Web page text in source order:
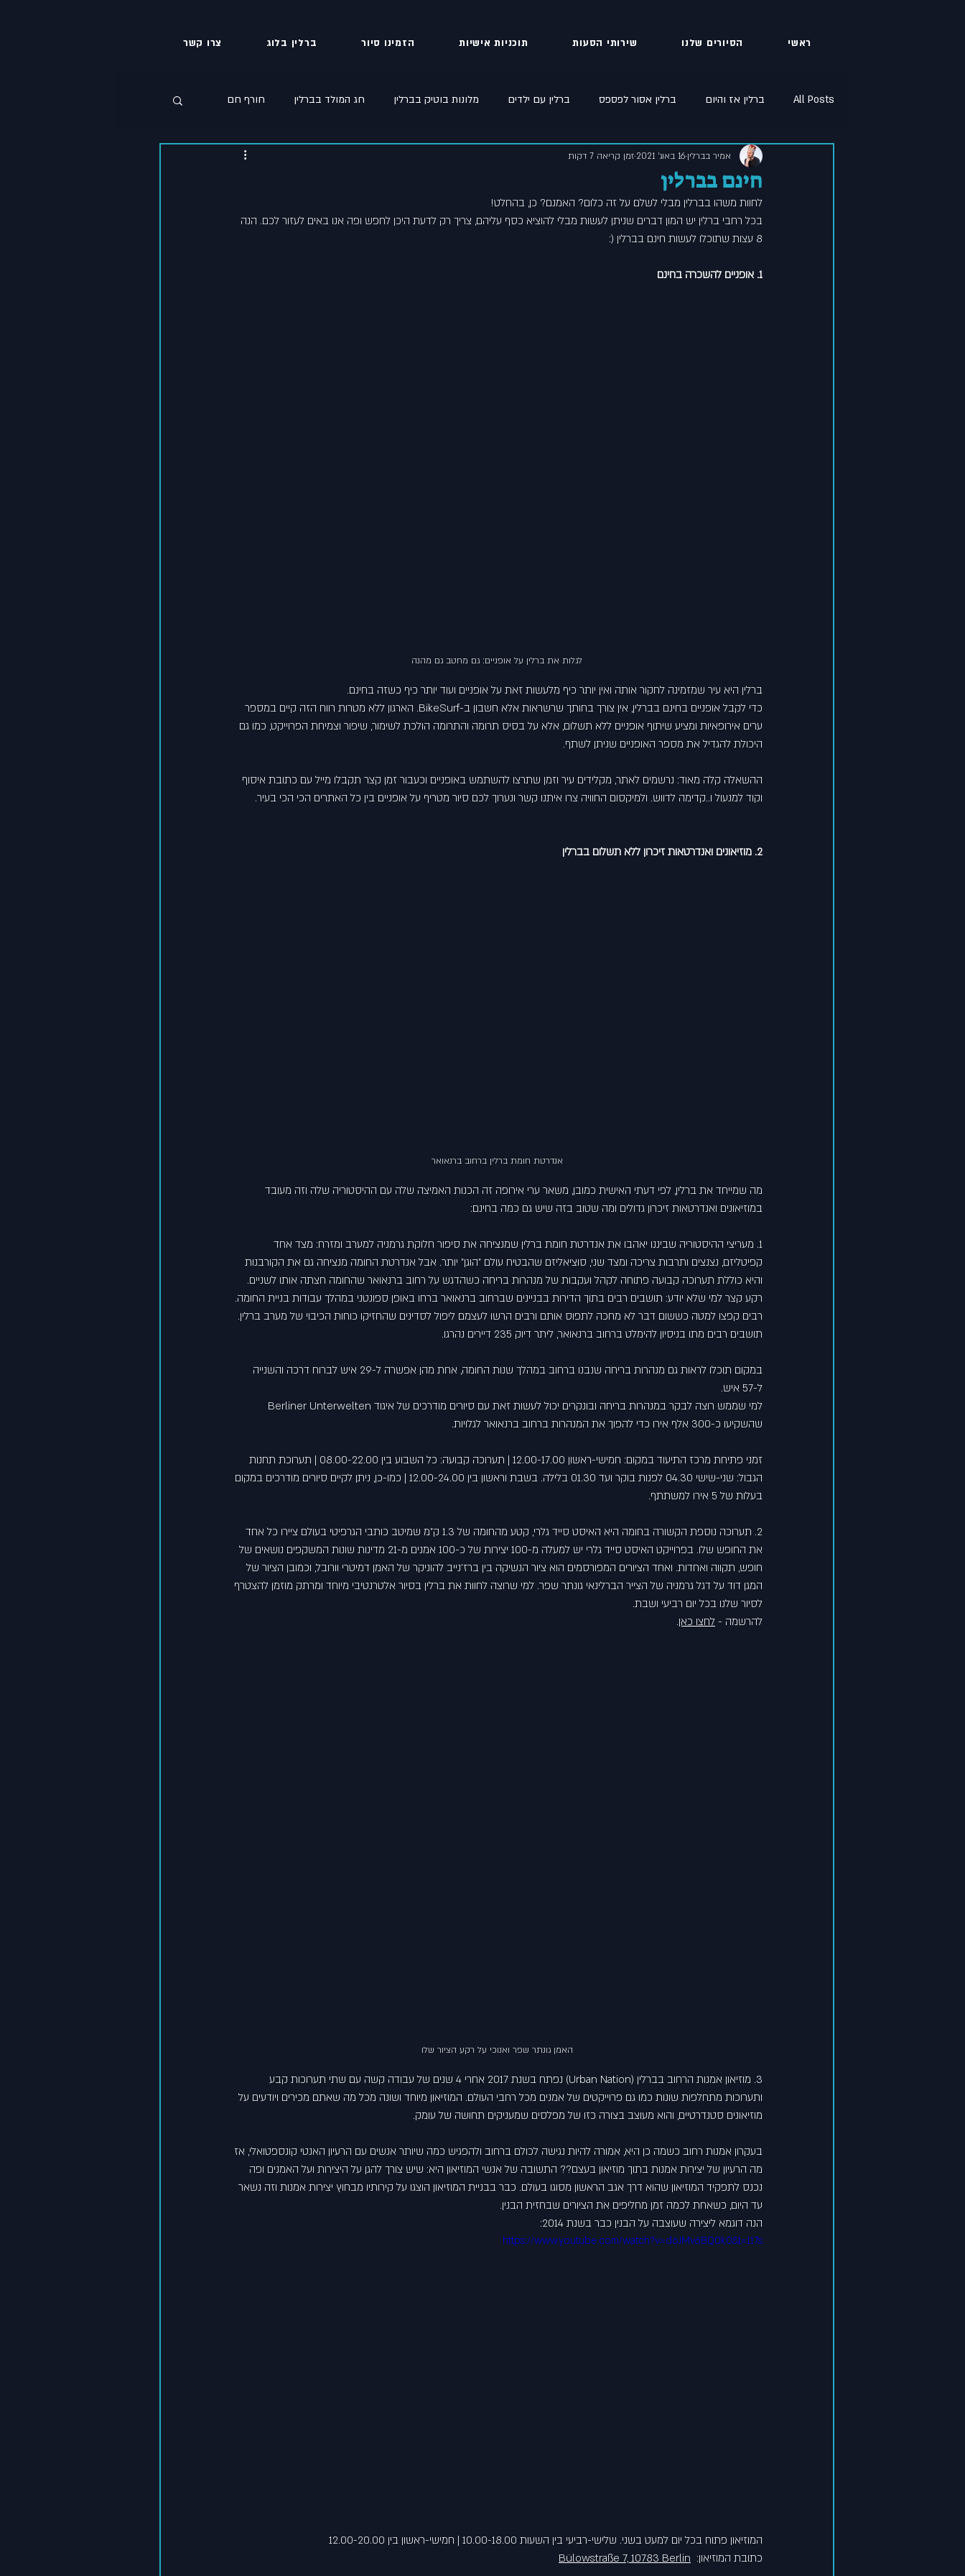
ראשי הסיורים שלנו שירותי הסעות תוכניות אישיות הזמינו סיור ברלין בלוג צרו קשר
All Posts ברלין אז והיום ברלין אסור לפספס ברלין עם ילדים מלונות בוטיק בברלין חג המולד בברלין חורף חם
סתיו בברלין שיחון עברי גרמני ברלין קורונה
חינם בברלין
אמיר בברלין 16 באוג׳ 2021 זמן קריאה 7 דקות
לחוות משהו בברלין מבלי לשלם על זה כלום? האמנם? כן, בהחלט!
בכל רחבי ברלין יש המון דברים שניתן לעשות מבלי להוציא כסף עליהם, צריך רק לדעת היכן לחפש ופה אנו באים לעזור לכם. הנה
8 עצות שתוכלו לעשות חינם בברלין (:
1. אופניים להשכרה בחינם
לגלות את ברלין על אופניים: גם מחטב גם מהנה
ברלין היא עיר שמזמינה לחקור אותה ואין יותר כיף מלעשות זאת על אופניים ועוד יותר כיף כשזה בחינם.
כדי לקבל אופניים בחינם בברלין, אין צורך בחותך שרשראות אלא חשבון ב-BikeSurf. הארגון ללא מטרות רווח הזה קיים במספר
ערים אירופאיות ומציע שיתוף אופניים ללא תשלום, אלא על בסיס תרומה והתרומה הולכת לשימור, שיפור וצמיחת הפרוייקט, כמו גם
היכולת להגדיל את מספר האופניים שניתן לשתף.
ההשאלה קלה מאוד: נרשמים לאתר, מקלידים עיר וזמן שתרצו להשתמש באופניים וכעבור זמן קצר תקבלו מייל עם כתובת איסוף
וקוד למנעול ו..קדימה לדווש. ולמיקסום החוויה צרו איתנו קשר ונערוך לכם סיור מטריף על אופניים בין כל האתרים הכי הכי בעיר.
2. מוזיאונים ואנדרטאות זיכרון ללא תשלום בברלין
אנדרטת חומת ברלין ברחוב ברנאואר
מה שמייחד את ברלין, לפי דעתי האישית כמובן, משאר ערי אירופה זה הכנות האמיצה שלה עם ההיסטוריה שלה וזה מעובד
במוזיאונים ואנדרטאות זיכרון גדולים ומה שטוב בזה שיש גם כמה בחינם:
1. מעריצי ההיסטוריה שביננו יאהבו את אנדרטת חומת ברלין שמנציחה את סיפור חלוקת גרמניה למערב ומזרח: מצד אחד
קפיטליזם, נצנצים ותרבות צריכה ומצד שני, סוציאליזם שהבטיח עולם "הוגן" יותר. אבל אנדרטת החומה מנציחה גם את הקורבנות
והיא כוללת תערוכה קבועה פתוחה לקהל ועקבות של מנהרות בריחה כשהדגש על רחוב ברנאואר שהחומה חצתה אותו לשניים.
רקע קצר למי שלא יודע: תושבים רבים בתוך הדירות בבניינים שברחוב ברנאואר ברחו באופן ספונטני במהלך עבודות בניית החומה.
רבים קפצו למטה כששום דבר לא מחכה לתפוס אותם ורבים הרשו לעצמם ליפול לסדינים שהחזיקו כוחות הכיבוי של מערב ברלין.
תושבים רבים מתו בניסיון להימלט ברחוב ברנאואר, ליתר דיוק 235 דיירים נהרגו.
במקום תוכלו לראות גם מנהרות בריחה שנבנו ברחוב במהלך שנות החומה, אחת מהן אפשרה ל-29 איש לברוח דרכה והשנייה
ל-57 איש.
למי שממש רוצה לבקר במנהרות בריחה ובונקרים יכול לעשות זאת עם סיורים מודרכים של איגוד Berliner Unterwelten
שהשקיעו כ-300 אלף אירו כדי להפוך את המנהרות ברחוב ברנאואר לגלויות.
זמני פתיחת מרכז התיעוד במקום: חמישי-ראשון 12.00-17.00 | תערוכה קבועה: כל השבוע בין 08.00-22.00 | תערוכת תחנות
הגבול: שני-שישי 04.30 לפנות בוקר ועד 01.30 בלילה. בשבת וראשון בין 12.00-24.00 | כמו-כן, ניתן לקיים סיורים מודרכים במקום
בעלות של 5 אירו למשתתף.
2. תערוכה נוספת הקשורה בחומה היא האיסט סייד גלרי
, קטע מהחומה של 1.3 ק"מ שמיטב כותבי הגרפיטי בעולם ציירו כל אחד
את החופש שלו. בפרוייקט האיסט סייד גלרי יש למעלה מ-100 יצירות של כ-100 אמנים מ-21 מדינות שונות המשקפים נושאים של
חופש, תקווה ואחדות. ואחד הציורים המפורסמים הוא ציור הנשיקה בין ברז'נייב להוניקר של האמן דמיטרי וורובל, וכמובן הציור של
המגן דוד על דגל גרמניה של הצייר הברלינאי גונתר שפר. למי שרוצה לחוות את ברלין בסיור אלטרנטיבי מיוחד ומרתק מוזמן להצטרף
לסיור שלנו בכל יום רביעי ושבת.
להרשמה - לחצו כאן.
האמן גונתר שפר ואנוכי על רקע הציור שלו
3. מוזיאון אמנות הרחוב בברלין
(Urban Nation) נפתח בשנת 2017 אחרי 4 שנים של עבודה קשה עם שתי תערוכות קבע
ותערוכות מתחלפות שונות כמו גם פרוייקטים של אמנים מכל רחבי העולם. המוזיאון מיוחד ושונה מכל מה שאתם מכירים ויודעים על
מוזיאונים סטנדרטיים, והוא מעוצב בצורה כזו של מפלסים שמעניקים תחושה של עומק.
בעקרון אמנות רחוב כשמה כן היא, אמורה להיות נגישה לכולם ברחוב ולהפגיש כמה שיותר אנשים עם הרעיון האנטי קונספטואלי, אז
מה הרעיון של יצירות אמנות בתוך מוזיאון בעצם?? התשובה של אנשי המוזיאון היא: שיש צורך להגן על היצירות ועל האמנים ופה
נכנס לתפקיד המוזיאון שהוא דרך אגב הראשון מסוגו בעולם. כבר בבניית המוזיאון הוצגו על קירותיו מבחוץ יצירות אמנות וזה נשאר
עד היום, כשאחת לכמה זמן מחליפים את הציורים שבחזית הבנין.
הנה דוגמא ליצירה שעוצבה על הבנין כבר בשנת 2014:
https://www.youtube.com/watch?v=d6JMv6BQ0k0&t=117s
המוזיאון פתוח בכל יום למעט בשני. שלישי-רביעי בין השעות 10.00-18.00 | חמישי-ראשון בין 12.00-20.00
כתובת המוזיאון: Bülowstraße 7, 10783 Berlin